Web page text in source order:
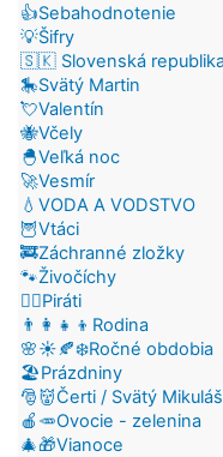
👍Sebahodnotenie
💡Šifry
🇸🇰 Slovenská
🎠Svätý Martin
💘Valentín
🐝Včely
🐣Veľká noc
🚀Vesmír
💧VODA A VODSTVO
🦉Vtáci
🚒Záchranné zložky
🐾Živočíchy
🏴‍☠️Piráti
👨‍👩‍👧‍👦Rodina
🌸☀️🍂❄️Ročné obdobia
🏖️Prázdniny
🎅👹Čerti / Svätý Mikuláš
🍎🥕Ovocie - zelenina
🎄🎁Vianoce